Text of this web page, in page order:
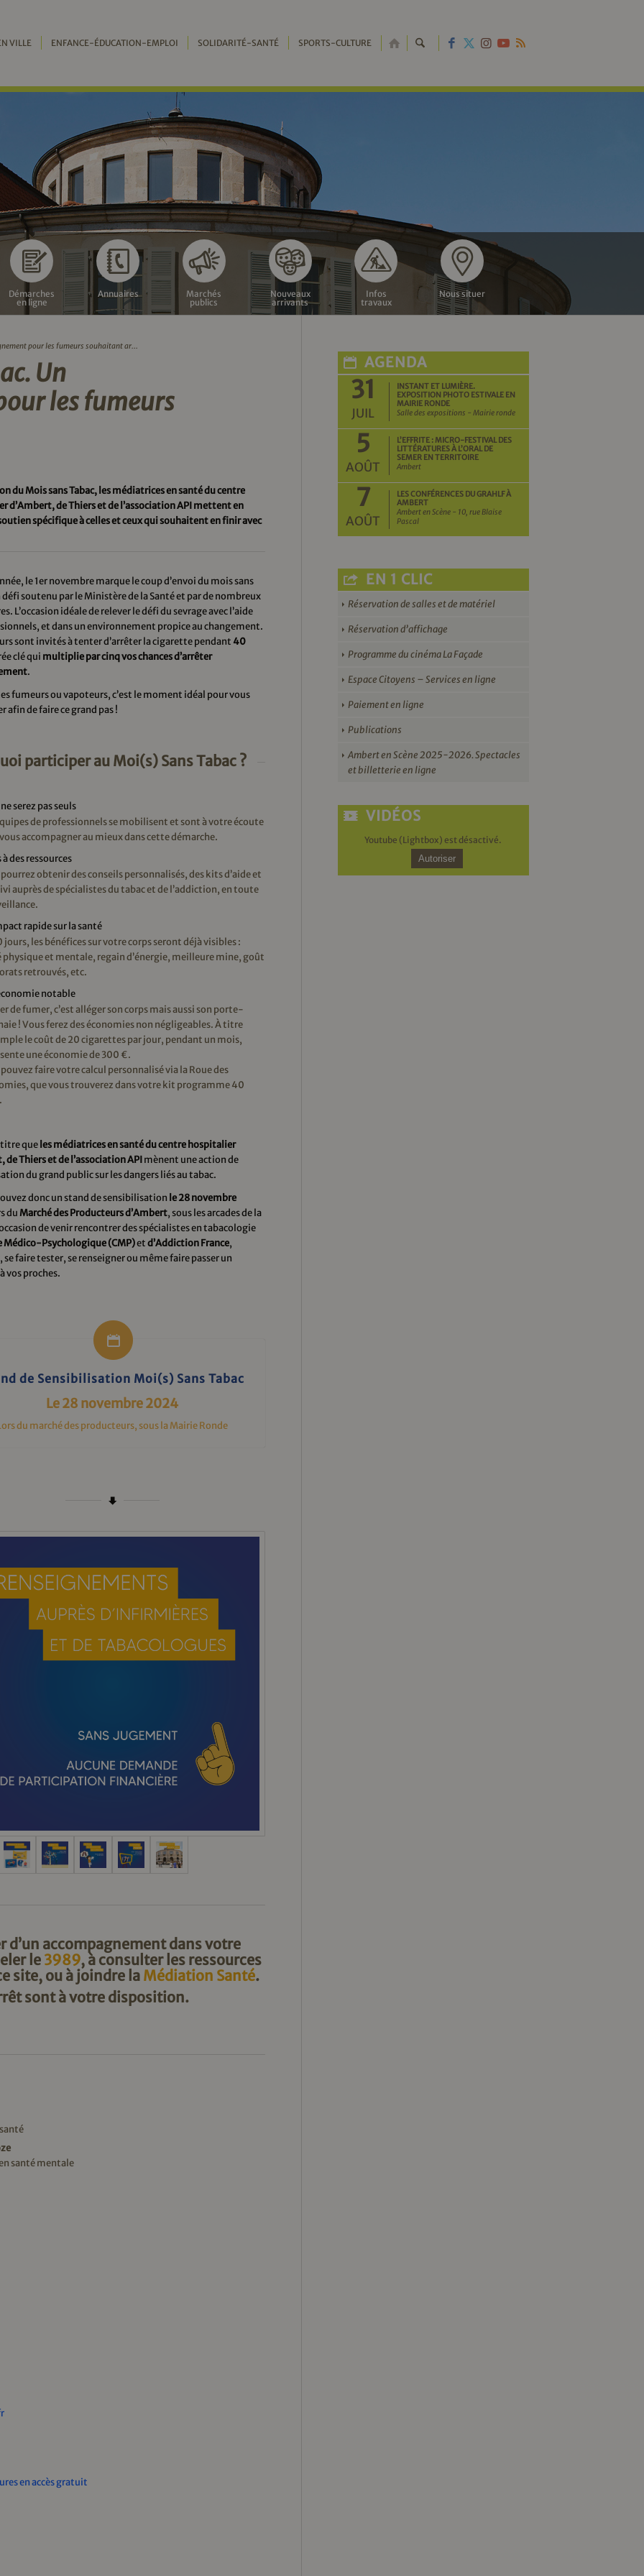
VILLE ENFANCE-ÉDUCATION-EMPLOI SOLIDARITÉ-SANTÉ SPORTS-CULTURE RETOUR
Démarches
en ligne
Annuaires
Marchés
publics
Nouveaux
arrivants
Infos
travaux
Nous situer
pour les fumeurs souhaitant ar...
Un
les fumeurs
du Mois sans Tabac, les médiatrices en santé du centre
d’Ambert, de Thiers et de l’association API mettent en
spécifique à celles et ceux qui souhaitent en finir avec
le 1er novembre marque le coup d’envoi du mois sans
défi soutenu par le Ministère de la Santé et par de nombreux
L’occasion idéale de relever le défi du sevrage avec l’aide
et dans un environnement propice au changement.
sont invités à tenter d’arrêter la cigarette pendant 40
clé qui multiplie par cinq vos chances d’arrêter
.
fumeurs ou vapoteurs, c’est le moment idéal pour vous
afin de faire ce grand pas !
participer au Moi(s) Sans Tabac ?
serez pas seuls
de professionnels se mobilisent et sont à votre écoute
accompagner au mieux dans cette démarche.
à des ressources
obtenir des conseils personnalisés, des kits d’aide et
auprès de spécialistes du tabac et de l’addiction, en toute
rapide sur la santé
jours, les bénéfices sur votre corps seront déjà visibles :
physique et mentale, regain d’énergie, meilleure mine, goût
retrouvés, etc.
notable
de fumer, c’est alléger son corps mais aussi son porte-
! Vous ferez des économies non négligeables. À titre
le coût de 20 cigarettes par jour, pendant un mois,
une économie de 300 €.
faire votre calcul personnalisé via la Roue des
que vous trouverez dans votre kit programme 40
titre que les médiatrices en santé du centre hospitalier
de Thiers et de l’association APImènent une action de
du grand public sur les dangers liés au tabac.
donc un stand de sensibilisation le 28 novembre
duMarché des Producteurs d’Ambert, sous les arcades de la
de venir rencontrer des spécialistes en tabacologie
Médico-Psychologique (CMP)etd’Addiction France,
se faire tester, se renseigner ou même faire passer un
vos proches.
de Sensibilisation Moi(s) Sans Tabac
Le 28 novembre 2024
du marché des producteurs, sous la Mairie Ronde
d’un accompagnement dans votre
le 3989, à consulter les ressources
site, ou à joindre la Médiation Santé.
sont à votre disposition.
santé mentale
en accès gratuit
AGENDA
31
JUIL
INSTANT ET LUMIÈRE.
EXPOSITION PHOTO ESTIVALE EN
MAIRIE RONDE
Salle des expositions - Mairie ronde
5
AOÛT
L’EFFRITE : MICRO-FESTIVAL DES
LITTÉRATURES À L’ORAL DE
SEMER EN TERRITOIRE
Ambert
7
AOÛT
LES CONFÉRENCES DU GRAHLF À
AMBERT
Ambert en Scène - 10, rue Blaise
Pascal
EN 1 CLIC
Réservation de salles et de matériel
Réservation d’affichage
Programme du cinéma La Façade
Espace Citoyens – Services en ligne
Paiement en ligne
Publications
Ambert en Scène 2025-2026. Spectacles
et billetterie en ligne
VIDÉOS
Youtube (Lightbox) est désactivé.
Autoriser